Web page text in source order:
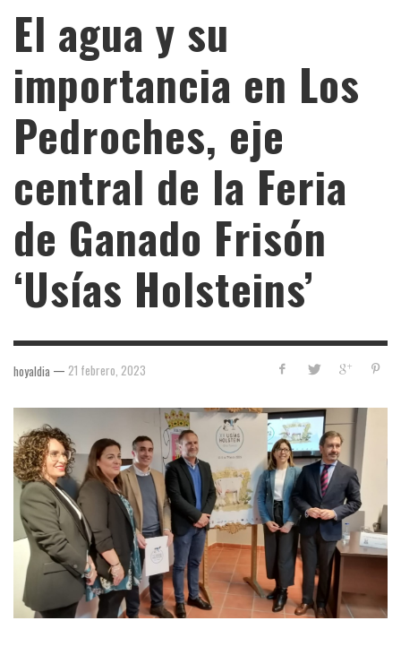
El agua y su
importancia en Los
Pedroches, eje
central de la Feria
de Ganado Frisón
‘Usías Holsteins’
hoyaldia — 21 febrero, 2023